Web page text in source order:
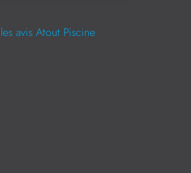
avis Atout Piscine